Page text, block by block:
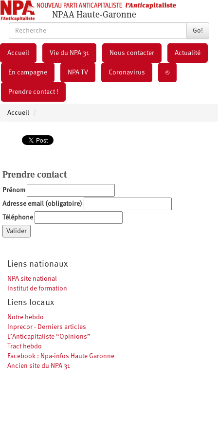
NPAA Haute-Garonne
Go!
Accueil Vie du NPA 31 Nous contacter Actualité
En campagne NPA TV Coronavirus ⎋
Prendre contact !
Accueil
Prendre contact
Prénom
Adresse email (obligatoire)
Téléphone
Valider
Liens nationaux
NPA site national
Institut de formation
Liens locaux
Notre hebdo
Inprecor - Derniers articles
L’Anticapitaliste “Opinions”
Tract hebdo
Facebook : Npa-infos Haute Garonne
Ancien site du NPA 31